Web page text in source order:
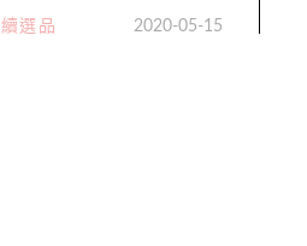
選品 2020-05-15